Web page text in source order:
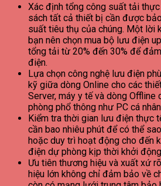
Xác định tổng công suất tải
sách tất cả thiết bị cần được
suất tiêu thụ của chúng. Một lời
bạn nên chọn mua bộ lưu điện
tổng tải từ 20% đến 30% để
điện.
Lựa chọn công nghệ lưu điện
kỹ giữa dòng Online cho các
Server, máy y tế và dòng Offline
phòng phổ thông như PC cá
Kiểm tra thời gian lưu điện thực
cần bao nhiêu phút để có thể
hoặc duy trì hoạt động cho đến
điện dự phòng kịp thời khởi
Ưu tiên thương hiệu và xuất xứ
hiệu lớn không chỉ đảm bảo về